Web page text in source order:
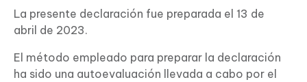
La presente declaración fue preparada el 13 de
abril de 2023.
El método empleado para preparar la declaración
ha sido una autoevaluación llevada a cabo por el